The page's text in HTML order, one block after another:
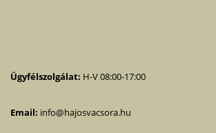
Ügyfélszolgálat: H-V 08:00-17:00
Email: info@hajosvacsora.hu